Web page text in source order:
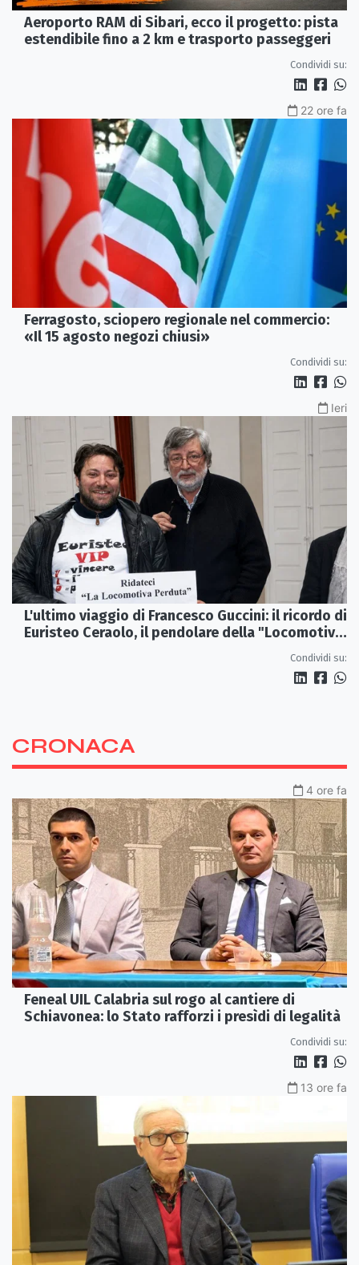
Aeroporto RAM di Sibari, ecco il progetto: pista
estendibile fino a 2 km e trasporto passeggeri
Condividi su:
22 ore fa
Ferragosto, sciopero regionale nel commercio:
«Il 15 agosto negozi chiusi»
Condividi su:
Ieri
L'ultimo viaggio di Francesco Guccini: il ricordo di
Euristeo Ceraolo, il pendolare della "Locomotiva
Condividi su:
CRONACA
4 ore fa
Feneal UIL Calabria sul rogo al cantiere di
Schiavonea: lo Stato rafforzi i presìdi di legalità
Condividi su:
13 ore fa